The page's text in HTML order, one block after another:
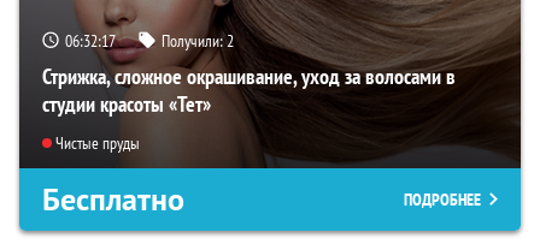
06:32:16 Получили:2
Стрижка, сложное окрашивание, уход за волосами в
студии красоты «Тет»
Чистые пруды
Бесплатно ПОДРОБНЕЕ